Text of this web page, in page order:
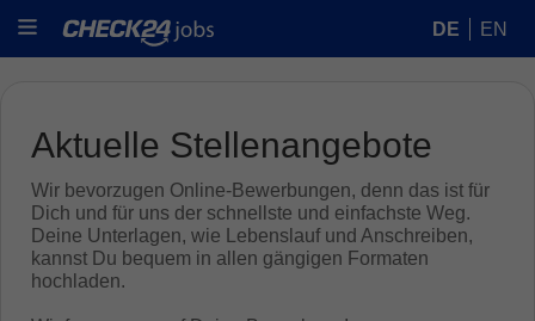
DE EN
Aktuelle Stellenangebote
Wir bevorzugen Online-Bewerbungen, denn das ist für
Dich und für uns der schnellste und einfachste Weg.
Deine Unterlagen, wie Lebenslauf und Anschreiben,
kannst Du bequem in allen gängigen Formaten
hochladen.